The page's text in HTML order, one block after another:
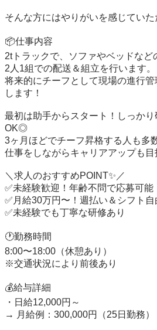
そんな方にはやりがいを感じていた
📦仕事内容
2tトラックで、ソファやベッドなど
2人1組での配送＆組立を行います。
将来的にチーフとして現場の進行
します！
最初は助手からスタート！しっか
OK◎
3ヶ月ほどでチーフ昇格する人も多
仕事をしながらキャリアアップも目
＼求人のおすすめPOINT✨／
✅未経験歓迎！年齢不問で応募可能
✅月給30万円〜！週払い＆シフト自
✅未経験でも丁寧な研修あり
🕐勤務時間
8:00〜18:00（休憩あり）
※交通状況により前後あり
💰給与詳細
・日給12,000円～
→ 月給例：300,000円（25日勤務）